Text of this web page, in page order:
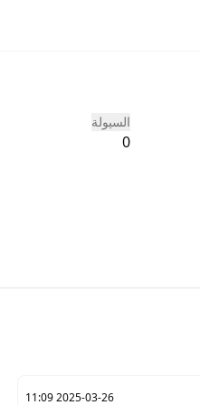
السيولة
0
2025-03-26 11:09